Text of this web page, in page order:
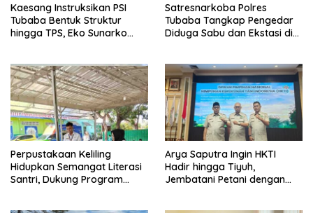
Kaesang Instruksikan PSI
Tubaba Bentuk Struktur
hingga TPS, Eko Sunarko
Satresnarkoba Polres
Tubaba Tangkap Pengedar
Diduga Sabu dan Ekstasi di
Perpustakaan Keliling
Hidupkan Semangat Literasi
Santri, Dukung Program
Arya Saputra Ingin HKTI
Hadir hingga Tiyuh,
Jembatani Petani dengan